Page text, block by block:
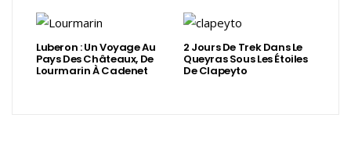
Luberon : Un Voyage Au
Pays Des Châteaux, De
Lourmarin À Cadenet
2 Jours De Trek Dans Le
Queyras Sous Les Étoiles
De Clapeyto